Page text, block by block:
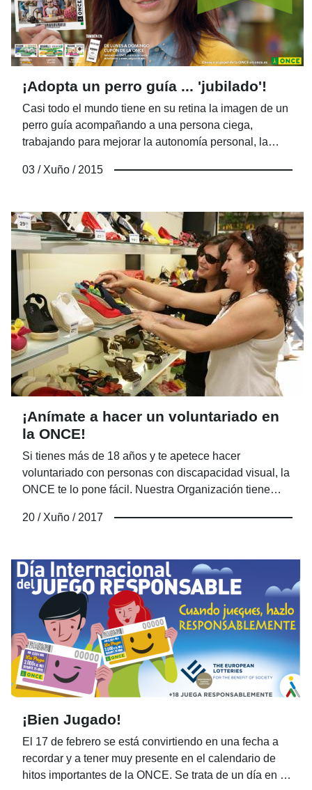
¡Adopta un perro guía ... 'jubilado'!
Casi todo el mundo tiene en su retina la imagen de un
perro guía acompañando a una persona ciega,
trabajando para mejorar la autonomía personal, la
Pocos sin embargo se preguntan qué ocurre cuando
buena jubilación pero, en ocasiones, las personas
ciegas –que suelen optar por otro perro- no pueden
quedárselo por no contar con espacio para uno o
varios perros, por vivir solos o por cualquier otro
motivo.
03 / Xuño / 2015
¡Anímate a hacer un voluntariado en
la ONCE!
Si tienes más de 18 años y te apetece hacer
voluntariado con personas con discapacidad visual, la
ONCE te lo pone fácil. Nuestra Organización tiene
personas que forman parte de ella y por eso te
20 / Xuño / 2017
¡Bien Jugado!
El 17 de febrero se está convirtiendo en una fecha a
recordar y a tener muy presente en el calendario de
hitos importantes de la ONCE. Se trata de un día en el